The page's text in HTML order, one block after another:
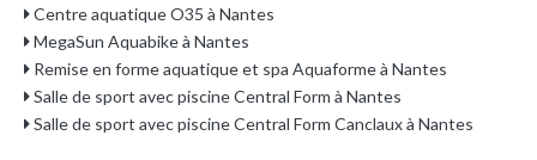
Centre aquatique O35 à Nantes
MegaSun Aquabike à Nantes
Remise en forme aquatique et spa Aquaforme à Nantes
Salle de sport avec piscine Central Form à Nantes
Salle de sport avec piscine Central Form Canclaux à Nantes